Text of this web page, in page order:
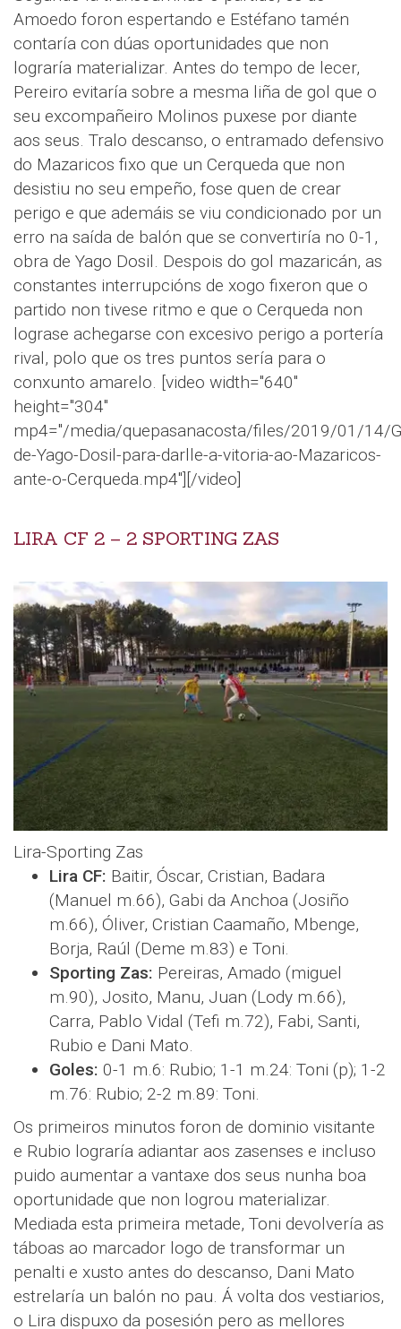
Amoedo foron espertando e Estéfano tamén
contaría con dúas oportunidades que non
lograría materializar. Antes do tempo de lecer,
Pereiro evitaría sobre a mesma liña de gol que o
seu excompañeiro Molinos puxese por diante
aos seus. Tralo descanso, o entramado defensivo
do Mazaricos fixo que un Cerqueda que non
desistiu no seu empeño, fose quen de crear
perigo e que ademáis se viu condicionado por un
erro na saída de balón que se convertiría no 0-1,
obra de Yago Dosil. Despois do gol mazaricán, as
constantes interrupcións de xogo fixeron que o
partido non tivese ritmo e que o Cerqueda non
lograse achegarse con excesivo perigo a portería
rival, polo que os tres puntos sería para o
conxunto amarelo. [video width="640"
height="304"
mp4="/media/quepasanacosta/files/2019/01/14/
de-Yago-Dosil-para-darlle-a-vitoria-ao-Mazaricos-
ante-o-Cerqueda.mp4"][/video]
LIRA CF 2 – 2 SPORTING ZAS
Lira-Sporting Zas
Lira CF: Baitir, Óscar, Cristian, Badara
(Manuel m.66), Gabi da Anchoa (Josiño
m.66), Óliver, Cristian Caamaño, Mbenge,
Borja, Raúl (Deme m.83) e Toni.
Sporting Zas: Pereiras, Amado (miguel
m.90), Josito, Manu, Juan (Lody m.66),
Carra, Pablo Vidal (Tefi m.72), Fabi, Santi,
Rubio e Dani Mato.
Goles: 0-1 m.6: Rubio; 1-1 m.24: Toni (p); 1-2
m.76: Rubio; 2-2 m.89: Toni.
Os primeiros minutos foron de dominio visitante
e Rubio lograría adiantar aos zasenses e incluso
puido aumentar a vantaxe dos seus nunha boa
oportunidade que non logrou materializar.
Mediada esta primeira metade, Toni devolvería as
táboas ao marcador logo de transformar un
penalti e xusto antes do descanso, Dani Mato
estrelaría un balón no pau. Á volta dos vestiarios,
o Lira dispuxo da posesión pero as mellores